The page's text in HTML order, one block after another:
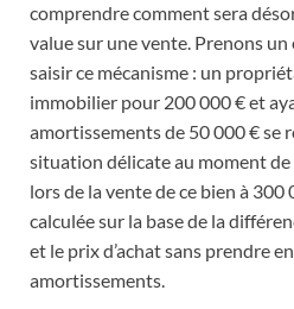
comprendre comment sera
value sur une vente. Prenons
saisir ce mécanisme : un
immobilier pour 200 000 € et
amortissements de 50 000 € se
situation délicate au moment
lors de la vente de ce bien à
calculée sur la base de la
et le prix d’achat sans prendre
amortissements.